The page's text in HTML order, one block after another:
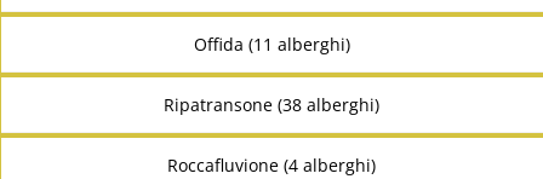
Offida (11 alberghi)
Ripatransone (38 alberghi)
Roccafluvione (4 alberghi)